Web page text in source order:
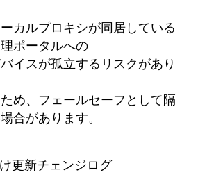
カルプロキシが同居している
ポータルへの
イスが孤立するリスクがあり
め、フェールセーフとして隔
合があります。
更新チェンジログ